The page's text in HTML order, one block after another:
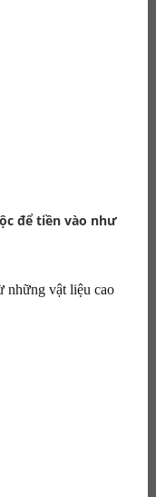
để tiền vào như